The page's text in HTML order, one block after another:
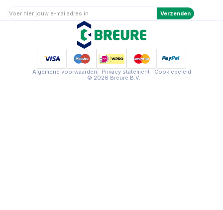
Verzenden
Algemene voorwaarden Privacy statement
Cookiebeleid
© 2026 Breure B.V.